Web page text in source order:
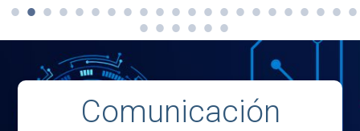
Comunicación